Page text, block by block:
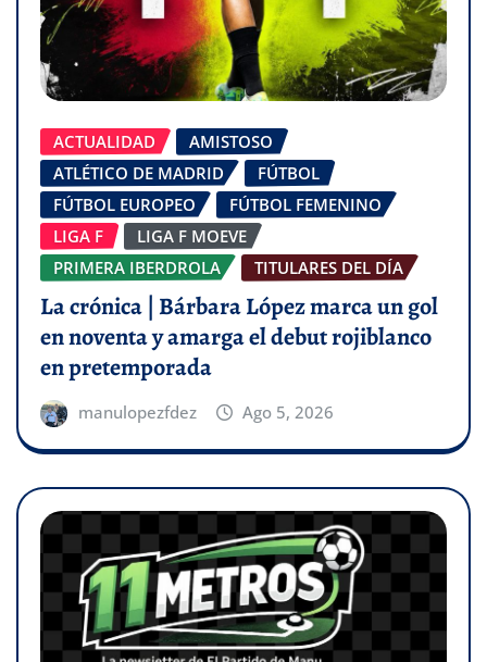
ACTUALIDAD
AMISTOSO
ATLÉTICO DE MADRID
FÚTBOL
FÚTBOL EUROPEO
FÚTBOL FEMENINO
LIGA F
LIGA F MOEVE
PRIMERA IBERDROLA
TITULARES DEL DÍA
La crónica | Bárbara López marca un gol
en noventa y amarga el debut rojiblanco
en pretemporada
manulopezfdez Ago 5, 2026